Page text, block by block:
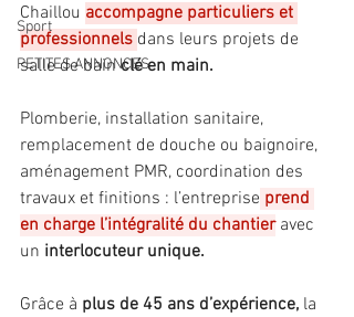
Sport
PETITES ANNONCES
Chaillou accompagne particuliers et
professionnels dans leurs projets de
salle de bain clé en main.
Plomberie, installation sanitaire,
remplacement de douche ou baignoire,
aménagement PMR, coordination des
travaux et finitions : l’entreprise prend
en charge l’intégralité du chantier avec
un interlocuteur unique.
Grâce à plus de 45 ans d’expérience, la